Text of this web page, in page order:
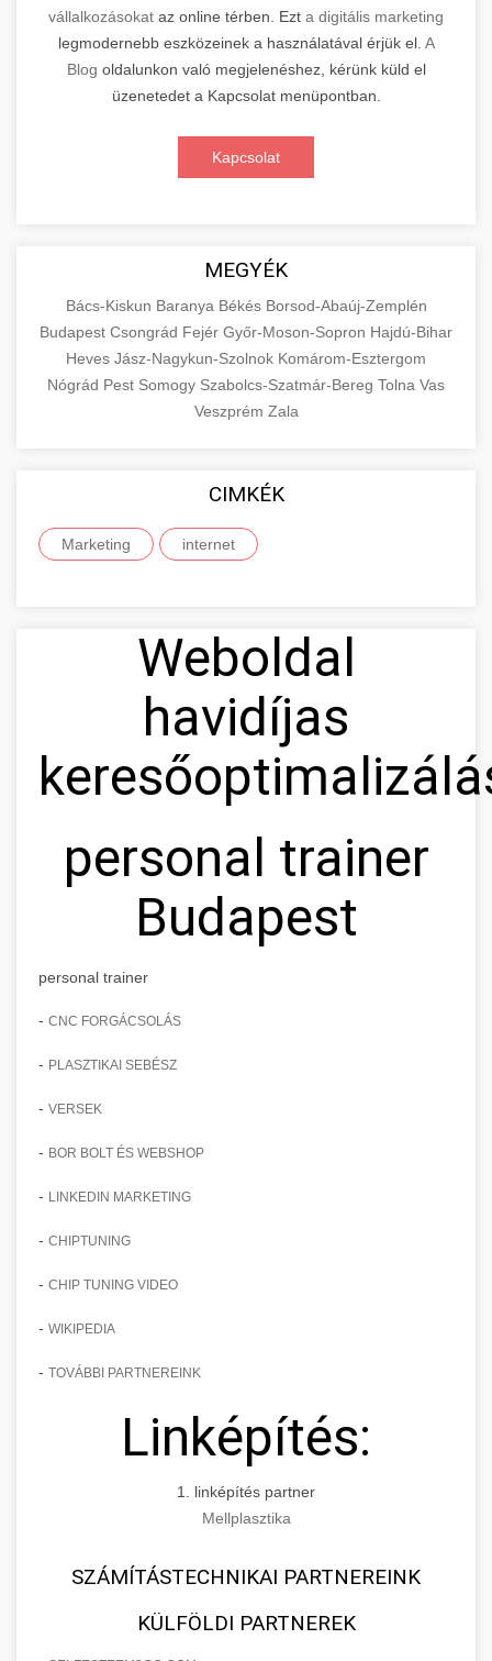
vállalkozásokat az online térben. Ezt a digitális marketing
legmodernebb eszközeinek a használatával érjük el. A
Blog oldalunkon való megjelenéshez, kérünk küld el
üzenetedet a Kapcsolat menüpontban.
Kapcsolat
MEGYÉK
Bács-Kiskun Baranya Békés Borsod-Abaúj-Zemplén
Budapest Csongrád Fejér Győr-Moson-Sopron Hajdú-Bihar
Heves Jász-Nagykun-Szolnok Komárom-Esztergom
Nógrád Pest Somogy Szabolcs-Szatmár-Bereg Tolna Vas
Veszprém Zala
CIMKÉK
Marketing internet
Weboldal
havidíjas
personal trainer
Budapest
personal trainer
- CNC FORGÁCSOLÁS
- PLASZTIKAI SEBÉSZ
- VERSEK
- BOR BOLT ÉS WEBSHOP
- LINKEDIN MARKETING
- CHIPTUNING
- CHIP TUNING VIDEO
- WIKIPEDIA
- TOVÁBBI PARTNEREINK
Linképítés:
1. linképítés partner
Mellplasztika
SZÁMÍTÁSTECHNIKAI PARTNEREINK
KÜLFÖLDI PARTNEREK